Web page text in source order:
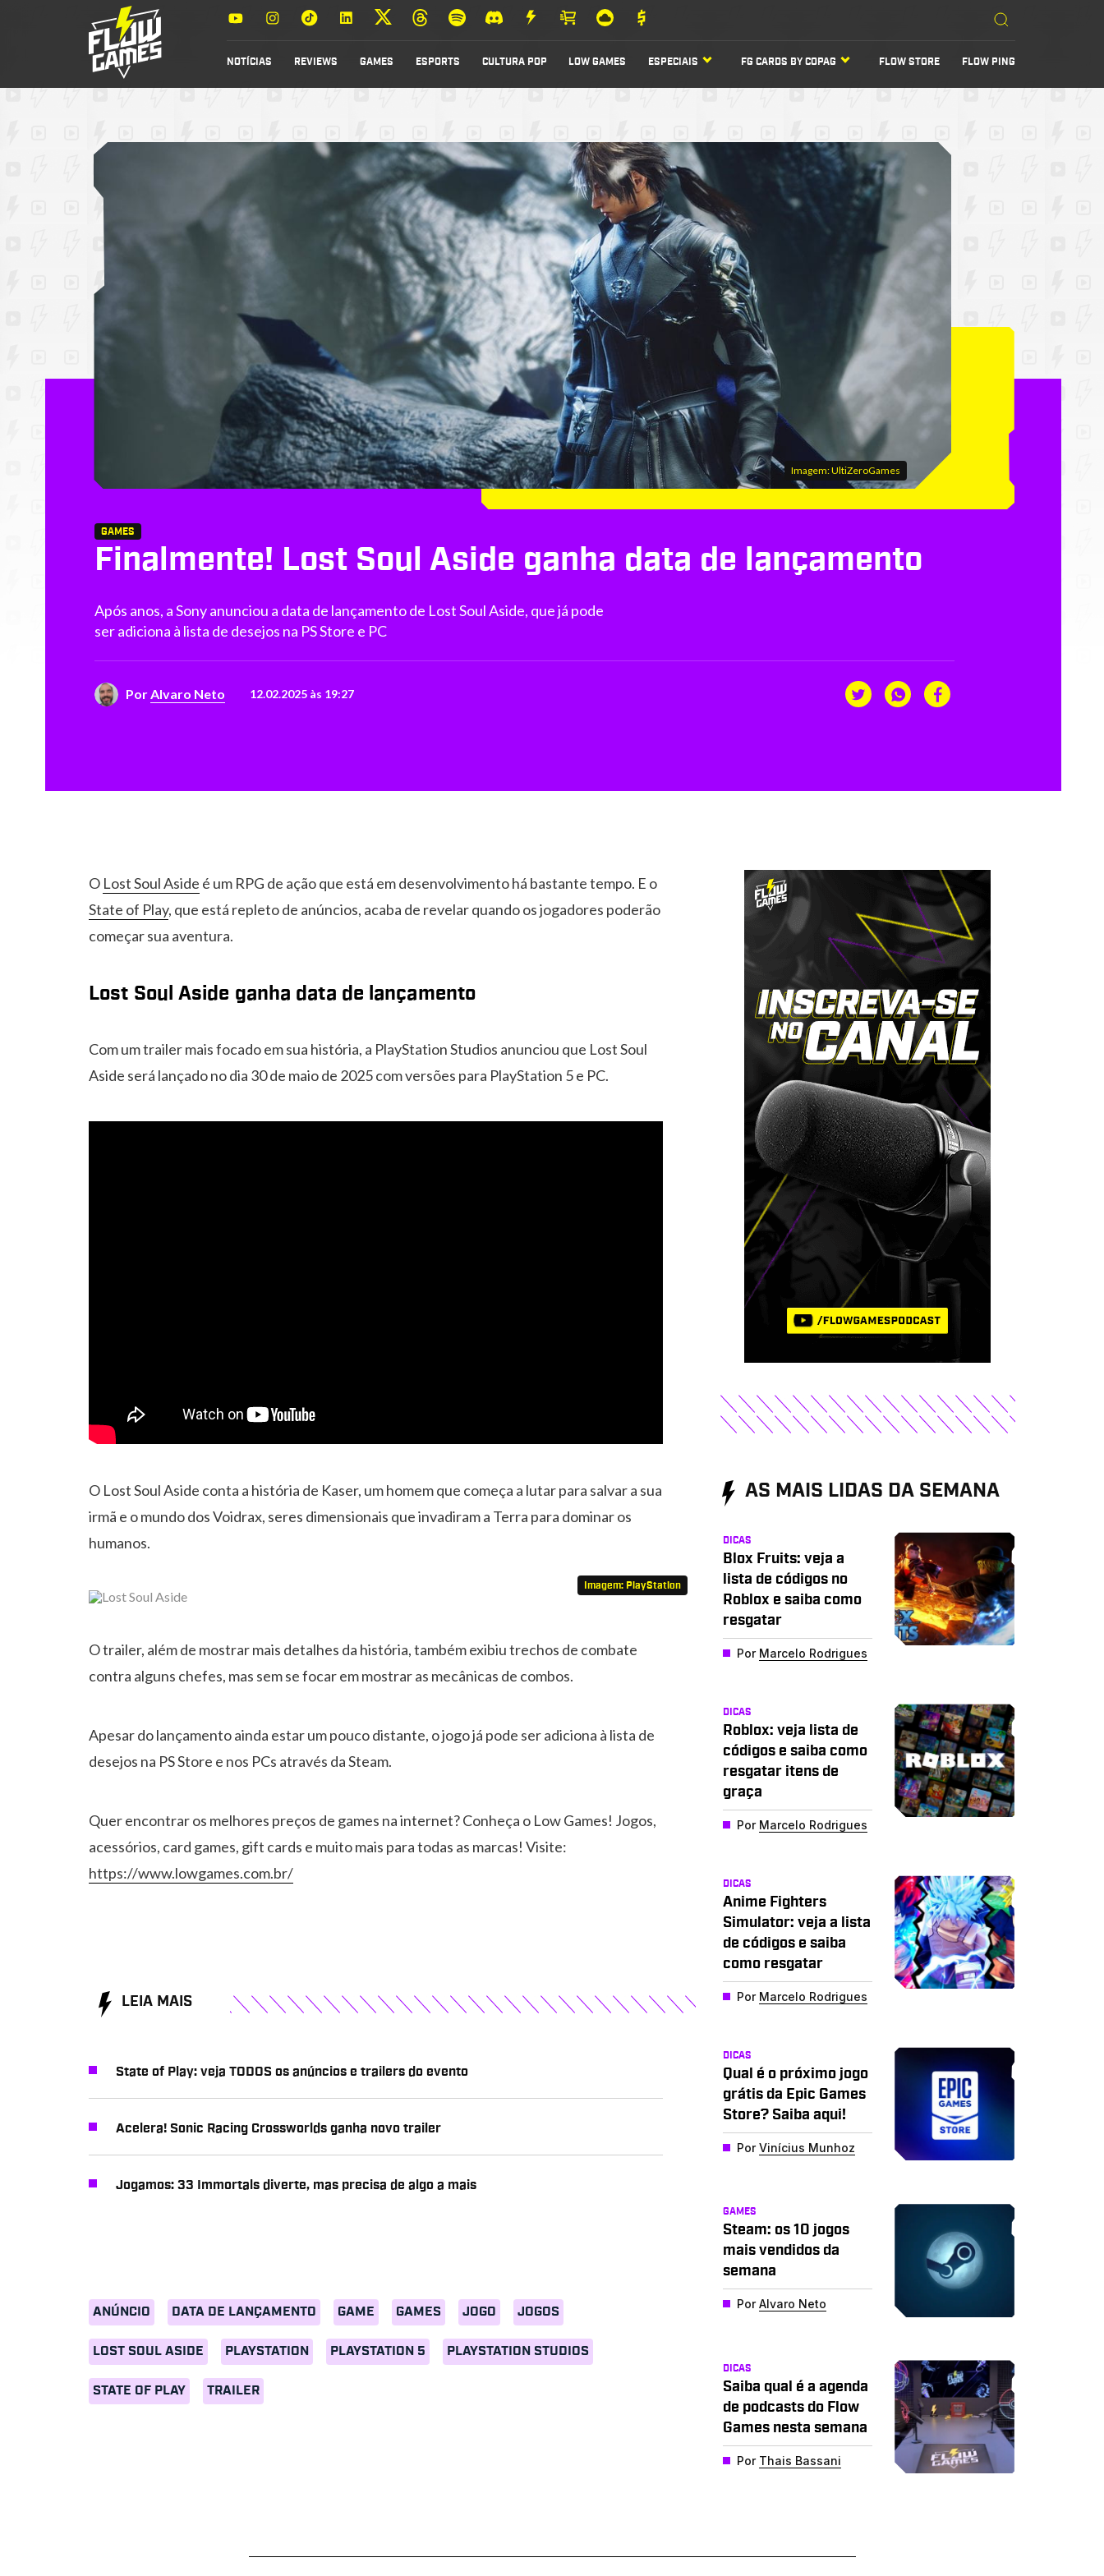
NOTÍCIAS REVIEWS GAMES ESPORTS CULTURA POP LOW GAMES ESPECIAIS FG CARDS BY COPAG FLOW STORE FLOW PING
Imagem: UltiZeroGames
GAMES
Finalmente! Lost Soul Aside ganha data de lançamento
Após anos, a Sony anunciou a data de lançamento de Lost Soul Aside, que já pode
ser adiciona à lista de desejos na PS Store e PC
PorAlvaro Neto 12.02.2025 às 19:27
O Lost Soul Aside é um RPG de ação que está em desenvolvimento há bastante tempo. E o
State of Play, que está repleto de anúncios, acaba de revelar quando os jogadores poderão
começar sua aventura.
Lost Soul Aside ganha data de lançamento
Com um trailer mais focado em sua história, a PlayStation Studios anunciou que Lost Soul
Aside será lançado no dia 30 de maio de 2025 com versões para PlayStation 5 e PC.
O Lost Soul Aside conta a história de Kaser, um homem que começa a lutar para salvar a sua
irmã e o mundo dos Voidrax, seres dimensionais que invadiram a Terra para dominar os
humanos.
Imagem: PlayStation
O trailer, além de mostrar mais detalhes da história, também exibiu trechos de combate
contra alguns chefes, mas sem se focar em mostrar as mecânicas de combos.
Apesar do lançamento ainda estar um pouco distante, o jogo já pode ser adiciona à lista de
desejos na PS Store e nos PCs através da Steam.
Quer encontrar os melhores preços de games na internet? Conheça o Low Games! Jogos,
acessórios, card games, gift cards e muito mais para todas as marcas! Visite:
https://www.lowgames.com.br/
ANÚNCIO DATA DE LANÇAMENTO GAME GAMES JOGO JOGOS
LOST SOUL ASIDE PLAYSTATION PLAYSTATION 5 PLAYSTATION STUDIOS
STATE OF PLAY TRAILER
LEIA MAIS
State of Play: veja TODOS os anúncios e trailers do evento
Acelera! Sonic Racing Crossworlds ganha novo trailer
Jogamos: 33 Immortals diverte, mas precisa de algo a mais
AS MAIS LIDAS DA SEMANA
DICAS
Blox Fruits: veja a
lista de códigos no
Roblox e saiba como
resgatar
Por Marcelo Rodrigues
DICAS
Roblox: veja lista de
códigos e saiba como
resgatar itens de
graça
Por Marcelo Rodrigues
DICAS
Anime Fighters
Simulator: veja a lista
de códigos e saiba
como resgatar
Por Marcelo Rodrigues
DICAS
Qual é o próximo jogo
grátis da Epic Games
Store? Saiba aqui!
PorVinícius Munhoz
GAMES
Steam: os 10 jogos
mais vendidos da
semana
PorAlvaro Neto
DICAS
Saiba qual é a agenda
de podcasts do Flow
Games nesta semana
Por Thais Bassani